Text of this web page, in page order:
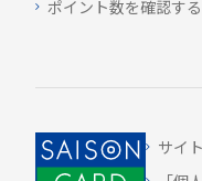
ポイント数を確認する
サイ